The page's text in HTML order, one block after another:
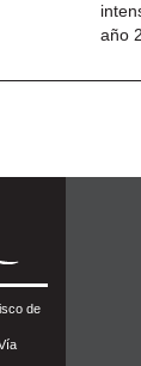
año
de